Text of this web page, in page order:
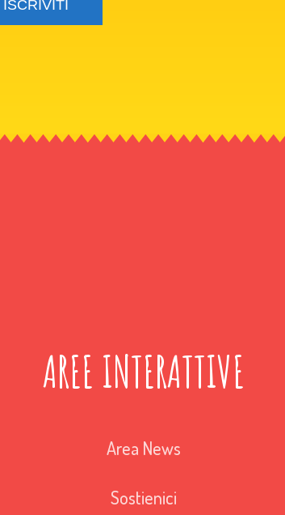
AREE INTERATTIVE
Area News
Sostienici